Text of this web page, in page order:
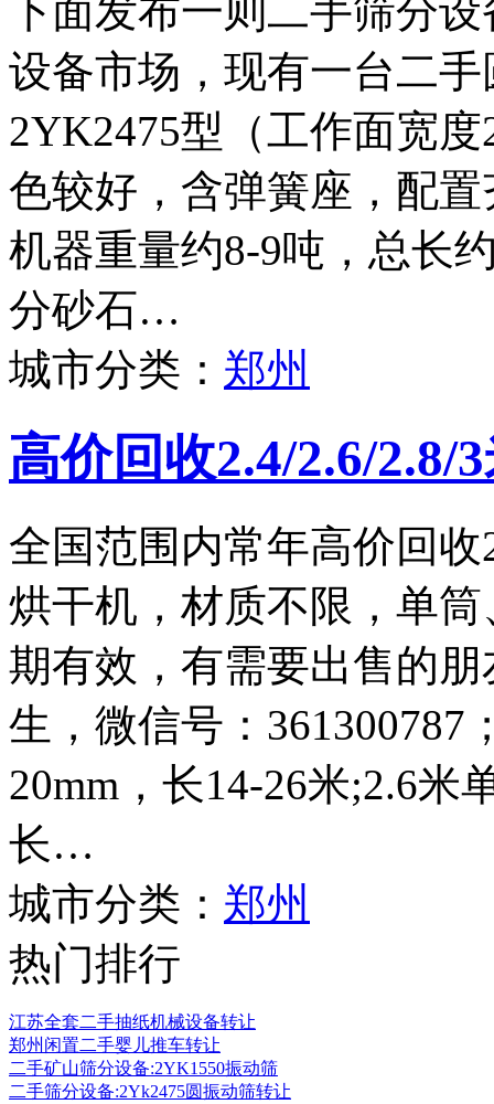
下面发布一则二手筛分
设备市场，现有一台二
2YK2475型（工作面宽
色较好，含弹簧座，配
机器重量约8-9吨，总长
分砂石…
城市分类： 郑州
高价回收2.4/2.6/2.8/
全国范围内常年高价回收
烘干机，材质不限，单
期有效，有需要出售的朋
生，微信号：361300787
20mm，长14-26米;2.6米
长…
城市分类： 郑州
热门排行
江苏全套二手抽纸机械设备转让
郑州闲置二手婴儿推车转让
二手矿山筛分设备:2YK1550振动筛
二手筛分设备:2Yk2475圆振动筛转让